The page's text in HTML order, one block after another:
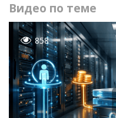
Видео по теме
858